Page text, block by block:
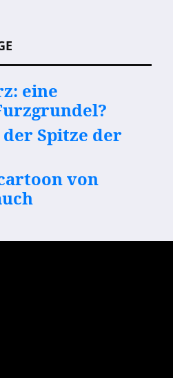
eine
Spitze der
von